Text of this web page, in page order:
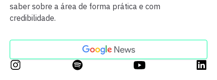
saber sobre a área de forma prática e com
credibilidade.